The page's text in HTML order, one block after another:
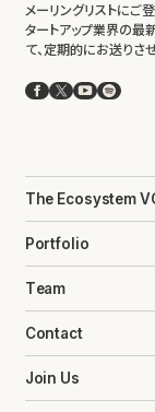
メーリングリストにご
タートアップ業界の最
て、定期的にお送りさ
Facebook
X YouTube
Spotify
The Ecosystem
Portfolio
Team
Contact
Join Us